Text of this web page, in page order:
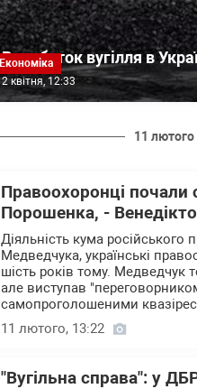
Економіка
Видобуток вугілля в
2 квітня, 12:33
11
Правоохоронці
Порошенка, -
Діяльність кума російського
Медведчука, українські
шість років тому.
але виступав
самопроголошеними
11 лютого, 13:22
"Вугільна справа": у